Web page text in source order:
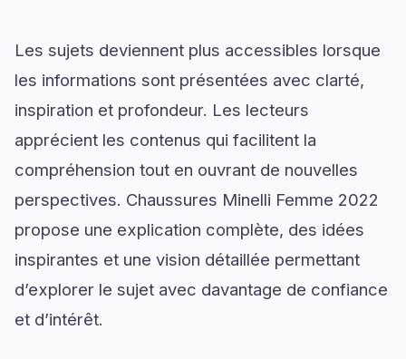
Les sujets deviennent plus accessibles lorsque
les informations sont présentées avec clarté,
inspiration et profondeur. Les lecteurs
apprécient les contenus qui facilitent la
compréhension tout en ouvrant de nouvelles
perspectives. Chaussures Minelli Femme 2022
propose une explication complète, des idées
inspirantes et une vision détaillée permettant
d’explorer le sujet avec davantage de confiance
et d’intérêt.